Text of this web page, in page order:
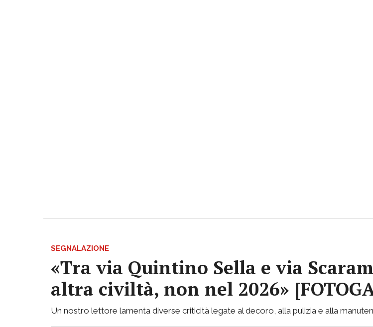
SEGNALAZIONE
«Tra via Quintino Sella e via
altra civiltà, non nel 2026»
Un nostro lettore lamenta diverse criticità legate al decoro, alla pulizia e alla